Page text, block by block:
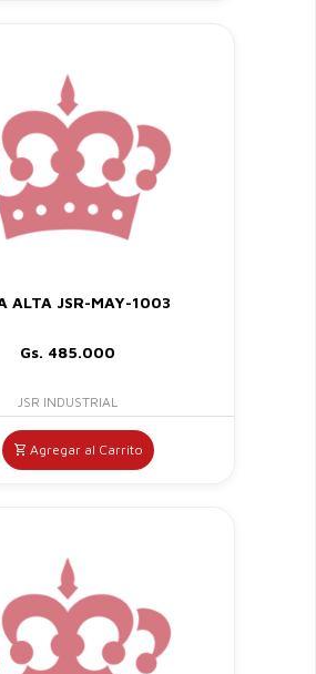
ALTA JSR-MAY-1003
Gs. 485.000
JSR INDUSTRIAL
Agregar al Carrito